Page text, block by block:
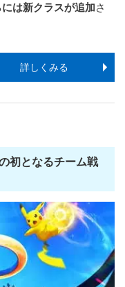
は新クラスが追加さ
詳しくみる
初となるチーム戦